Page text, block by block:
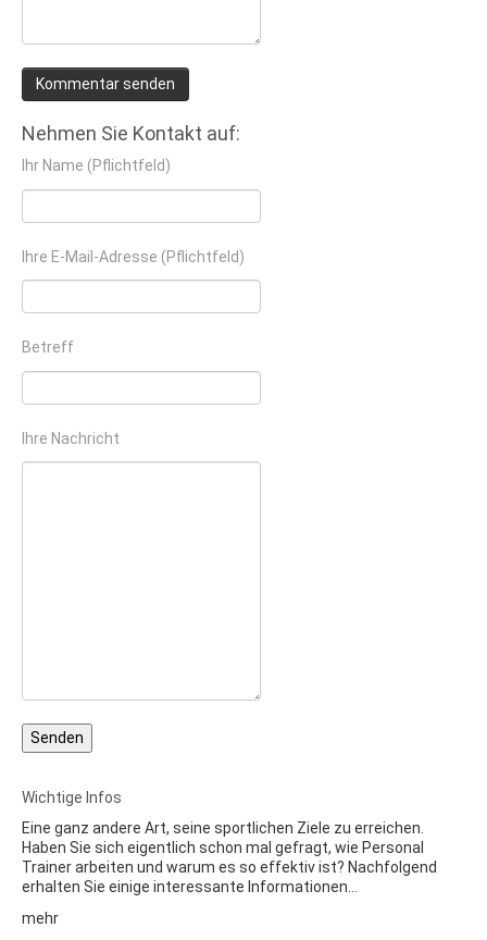
Nehmen Sie Kontakt auf:
Ihr Name (Pflichtfeld)
Ihre E-Mail-Adresse (Pflichtfeld)
Betreff
Ihre Nachricht
Wichtige Infos
Eine ganz andere Art, seine sportlichen Ziele zu erreichen.
Haben Sie sich eigentlich schon mal gefragt, wie Personal
Trainer arbeiten und warum es so effektiv ist? Nachfolgend
erhalten Sie einige interessante Informationen…
mehr